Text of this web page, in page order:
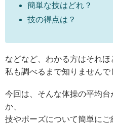
簡単な技はどれ？
技の得点は？
などなど わかる方はそれ
私も調べるまで知りませんで
今回は、 そんな体操の平均台
か、
技やポーズについて簡単に ご